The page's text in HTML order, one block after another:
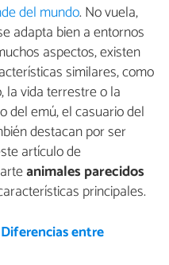
del mundo. No vuela,
adapta bien a entornos
aspectos, existen
similares, como
la vida terrestre o la
del emú, el casuario del
destacan por ser
artículo de
animales parecidos
principales.
Diferencias entre